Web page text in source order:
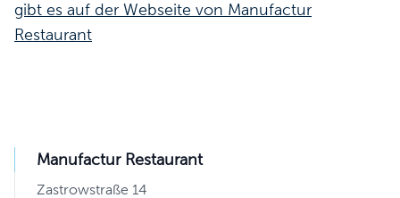
gibt es auf der Webseite von Manufactur
Restaurant
Manufactur Restaurant
Zastrowstraße 14